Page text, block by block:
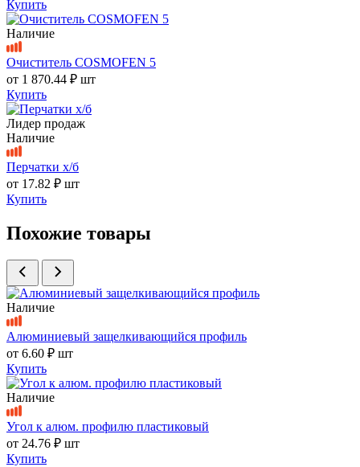
Купить
Наличие
Очиститель COSMOFEN 5
от 1 870.44 ₽ шт
Купить
Лидер продаж
Наличие
Перчатки х/б
от 17.82 ₽ шт
Купить
Похожие товары
Наличие
Алюминиевый защелкивающийся профиль
от 6.60 ₽ шт
Купить
Наличие
Угол к алюм. профилю пластиковый
от 24.76 ₽ шт
Купить